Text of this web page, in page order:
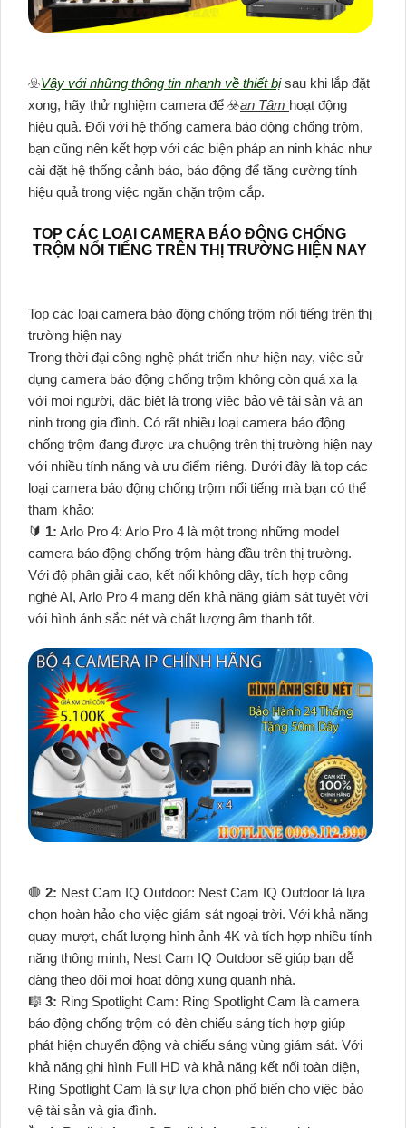
☣️Vây với những thông tin nhanh về thiết bịsau khi lắp đặt
xong, hãy thử nghiệm camera để ☣️an Tâm hoạt động
hiệu quả. Đối với hệ thống camera báo động chống trộm,
bạn cũng nên kết hợp với các biện pháp an ninh khác như
cài đặt hệ thống cảnh báo, báo động để tăng cường tính
hiệu quả trong việc ngăn chặn trộm cắp.
TOP CÁC LOẠI CAMERA BÁO ĐỘNG CHỐNG
TRỘM NỔI TIẾNG TRÊN THỊ TRƯỜNG HIỆN NAY
Top các loại camera báo động chống trộm nổi tiếng trên thị
trường hiện nay
Trong thời đại công nghệ phát triển như hiện nay, việc sử
dụng camera báo động chống trộm không còn quá xa lạ
với mọi người, đặc biệt là trong việc bảo vệ tài sản và an
ninh trong gia đình. Có rất nhiều loại camera báo động
chống trộm đang được ưa chuộng trên thị trường hiện nay
với nhiều tính năng và ưu điểm riêng. Dưới đây là top các
loại camera báo động chống trộm nổi tiếng mà bạn có thể
tham khảo:
🔰 1: Arlo Pro 4: Arlo Pro 4 là một trong những model
camera báo động chống trộm hàng đầu trên thị trường.
Với độ phân giải cao, kết nối không dây, tích hợp công
nghệ AI, Arlo Pro 4 mang đến khả năng giám sát tuyệt vời
với hình ảnh sắc nét và chất lượng âm thanh tốt.
🛑 2: Nest Cam IQ Outdoor: Nest Cam IQ Outdoor là lựa
chọn hoàn hảo cho việc giám sát ngoại trời. Với khả năng
quay mượt, chất lượng hình ảnh 4K và tích hợp nhiều tính
năng thông minh, Nest Cam IQ Outdoor sẽ giúp bạn dễ
dàng theo dõi mọi hoạt động xung quanh nhà.
🎼️ 3: Ring Spotlight Cam: Ring Spotlight Cam là camera
báo động chống trộm có đèn chiếu sáng tích hợp giúp
phát hiện chuyển động và chiếu sáng vùng giám sát. Với
khả năng ghi hình Full HD và khả năng kết nối toàn diện,
Ring Spotlight Cam là sự lựa chọn phổ biến cho việc bảo
vệ tài sản và gia đình.